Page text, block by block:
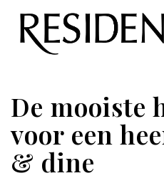
Overslaan en ga
De mooiste
voor een
& dine